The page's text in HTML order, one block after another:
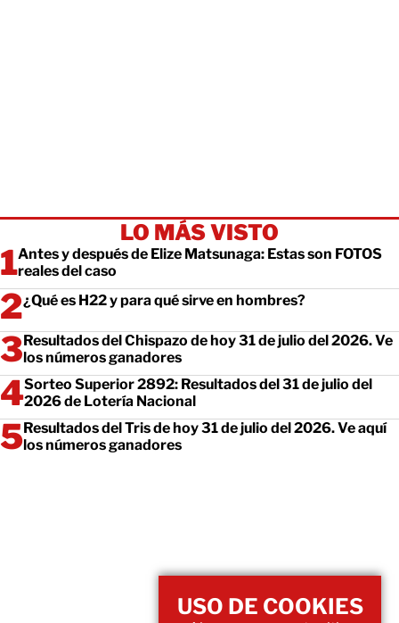
LO MÁS VISTO
Antes y después de Elize Matsunaga: Estas son FOTOS
reales del caso
¿Qué es H22 y para qué sirve en hombres?
Resultados del Chispazo de hoy 31 de julio del 2026. Ve
los números ganadores
Sorteo Superior 2892: Resultados del 31 de julio del
2026 de Lotería Nacional
Resultados del Tris de hoy 31 de julio del 2026. Ve aquí
los números ganadores
USO DE COOKIES